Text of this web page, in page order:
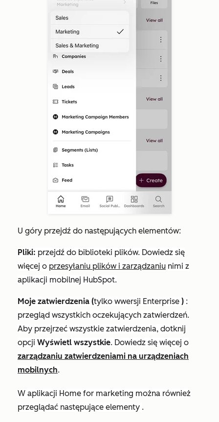
U góry przejdź do następujących elementów:
Pliki: przejdź do biblioteki plików. Dowiedz się
więcej o przesyłaniu plików i zarządzaniu nimi z
aplikacji mobilnej HubSpot.
Moje zatwierdzenia (tylko wwersji Enterprise ) :
przegląd wszystkich oczekujących zatwierdzeń.
Aby przejrzeć wszystkie zatwierdzenia, dotknij
opcji Wyświetl wszystkie. Dowiedz się więcej o
zarządzaniu zatwierdzeniami na urządzeniach
mobilnych.
W aplikacji Home for marketing można również
przeglądać następujące elementy .